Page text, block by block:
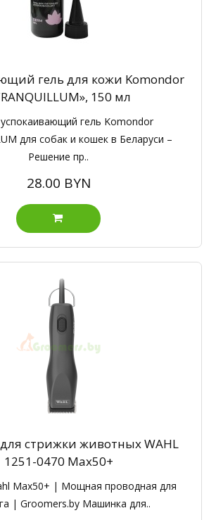
гель для кожи Komondor
150 мл
гель Komondor
для собак и кошек в Беларуси –
Решение пр..
28.00 BYN
стрижки животных WAHL
1251-0470 Max50+
Max50+ | Мощная проводная для
| Groomers.by Машинка для..